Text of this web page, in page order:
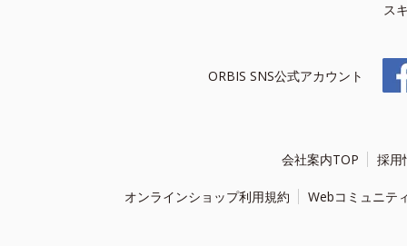
ス
ORBIS SNS公式アカウント
会社案内TOP 採用
オンラインショップ利用規約 Webコミュニテ